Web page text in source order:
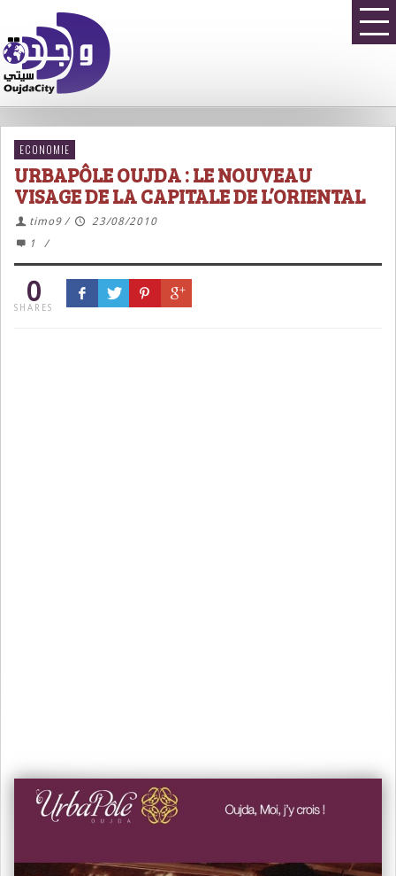
ECONOMIE
URBAPÔLE OUJDA : LE NOUVEAU
VISAGE DE LA CAPITALE DE L’ORIENTAL
timo9 /
23/08/2010
1
/
0
SHARES